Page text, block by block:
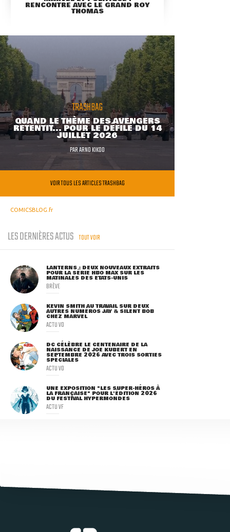
RENCONTRE AVEC LE GRAND ROY
THOMAS
TRASHBAG
QUAND LE THÈME DES AVENGERS
RETENTIT... POUR LE DÉFILÉ DU 14
JUILLET 2026
PARARNO KIKOO
VOIR TOUS LES ARTICLES TRASHBAG
COMICSBLOG.fr
LES DERNIÈRES ACTUS TOUT VOIR
LANTERNS : DEUX NOUVEAUX EXTRAITS
POUR LA SÉRIE HBO MAX SUR LES
MATINALES DES ETATS-UNIS
BRÈVE
KEVIN SMITH AU TRAVAIL SUR DEUX
AUTRES NUMÉROS JAY & SILENT BOB
CHEZ MARVEL
ACTU VO
DC CÉLÈBRE LE CENTENAIRE DE LA
NAISSANCE DE JOE KUBERT EN
SEPTEMBRE 2026 AVEC TROIS SORTIES
SPÉCIALES
ACTU VO
UNE EXPOSITION "LES SUPER-HÉROS À
LA FRANÇAISE" POUR L'ÉDITION 2026
DU FESTIVAL HYPERMONDES
ACTU VF